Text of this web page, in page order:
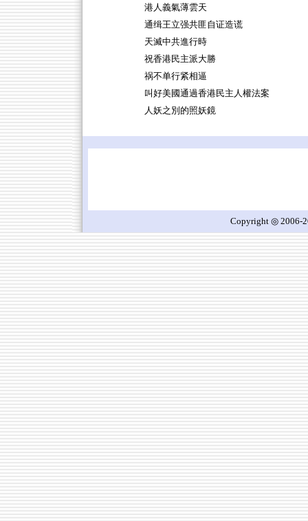
港人義氣薄雲天
通缉王立强共匪自证造谎
天滅中共進行時
祝香港民主派大勝
祸不单行紧相逼
叫好美國通過香港民主人權法案
人妖之別的照妖鏡
Copyright ◎ 2006-